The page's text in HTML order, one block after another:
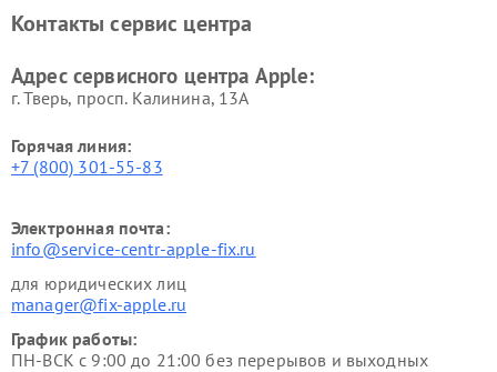
Контакты сервис центра
Адрес сервисного центра Apple:
г. Тверь, просп. Калинина, 13А
Горячая линия:
+7 (800) 301-55-83
Электронная почта:
info@service-centr-apple-fix.ru
для юридических лиц
manager@fix-apple.ru
График работы:
ПН-ВСК с 9:00 до 21:00 без перерывов и выходных